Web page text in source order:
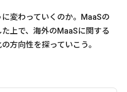
変わっていくのか。MaaSの
上で、海外のMaaSに関する
方向性を探っていこう。